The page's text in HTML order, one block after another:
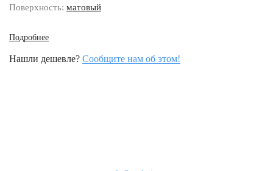
Поверхность: матовый
Подробнее
Нашли дешевле? Сообщите нам об этом!